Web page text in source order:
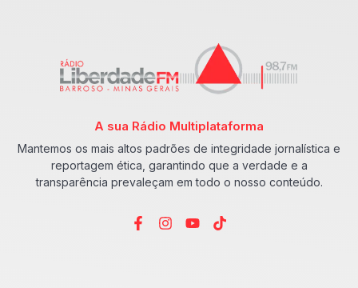
A sua Rádio Multiplataforma
Mantemos os mais altos padrões de integridade jornalística e
reportagem ética, garantindo que a verdade e a
transparência prevaleçam em todo o nosso conteúdo.